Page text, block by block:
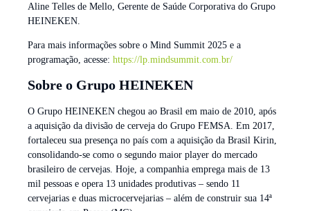
Aline Telles de Mello, Gerente de Saúde Corporativa do Grupo
HEINEKEN.
Para mais informações sobre o Mind Summit 2025 e a
programação, acesse: https://lp.mindsummit.com.br/
Sobre o Grupo HEINEKEN
O Grupo HEINEKEN chegou ao Brasil em maio de 2010, após
a aquisição da divisão de cerveja do Grupo FEMSA. Em 2017,
fortaleceu sua presença no país com a aquisição da Brasil Kirin,
consolidando-se como o segundo maior player do mercado
brasileiro de cervejas. Hoje, a companhia emprega mais de 13
mil pessoas e opera 13 unidades produtivas – sendo 11
cervejarias e duas microcervejarias – além de construir sua 14ª